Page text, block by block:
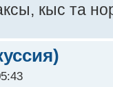
кыс та